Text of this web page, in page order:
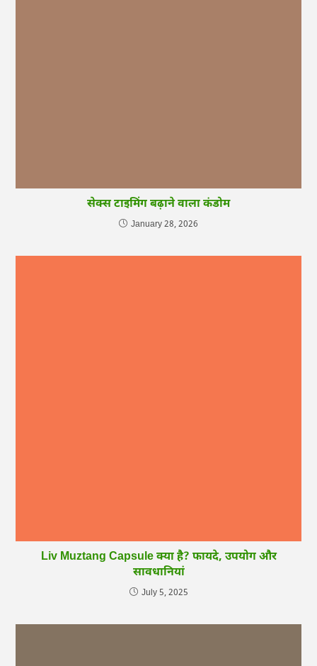
सेक्स टाइमिंग बढ़ाने वाला कंडोम
January 28, 2026
Liv Muztang Capsule क्या है? फायदे, उपयोग और
सावधानियां
July 5, 2025